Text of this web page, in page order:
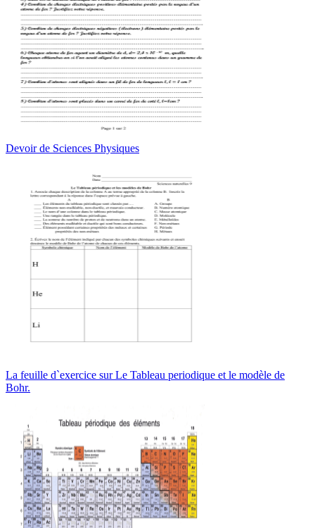
Devoir de Sciences Physiques
La feuille d`exercice sur Le Tableau periodique et le modèle de
Bohr.